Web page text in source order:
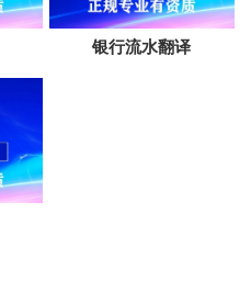
银行流水翻译